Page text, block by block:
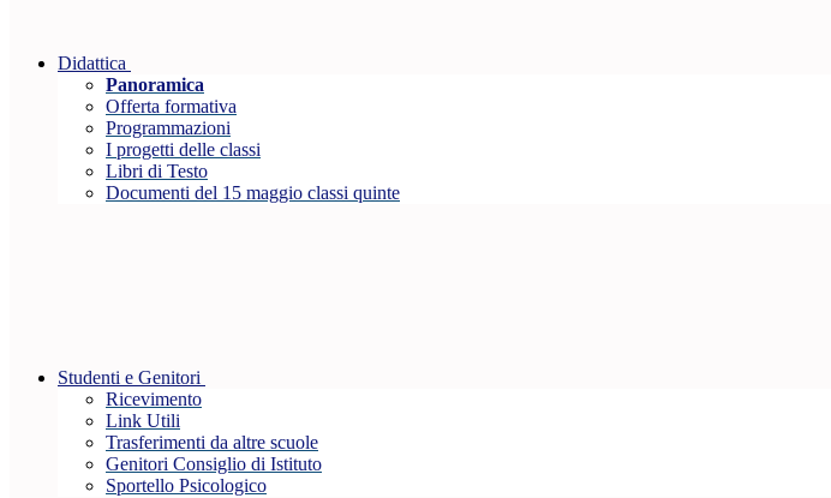
Didattica
Panoramica
Offerta formativa
Programmazioni
I progetti delle classi
Libri di Testo
Documenti del 15 maggio classi quinte
Studenti e Genitori
Ricevimento
Link Utili
Trasferimenti da altre scuole
Genitori Consiglio di Istituto
Sportello Psicologico